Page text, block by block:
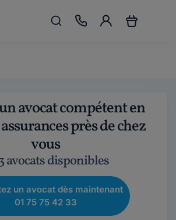
avocat compétent en
près de chez
vous
avocats disponibles
un avocat dès maintenant
01 75 75 42 33